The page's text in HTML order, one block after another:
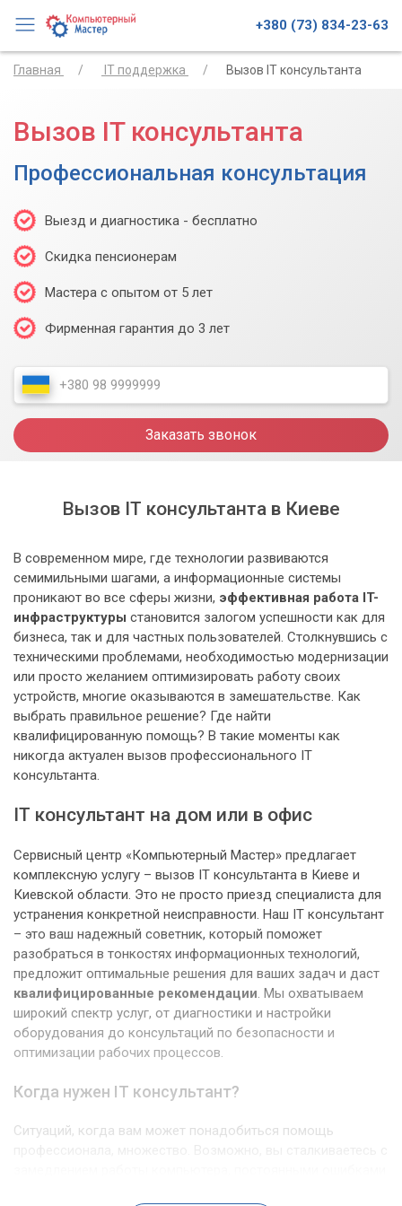
+380 (73) 834-23-63
Главная IT поддержка Вызов IT консультанта
Вызов IT консультанта
Профессиональная консультация
Выезд и диагностика - бесплатно
Скидка пенсионерам
Мастера с опытом от 5 лет
Фирменная гарантия до 3 лет
Заказать звонок
Вызов IT консультанта в Киеве
В современном мире, где технологии развиваются
семимильными шагами, а информационные системы
проникают во все сферы жизни, эффективная работа IT-
инфраструктуры становится залогом успешности как для
бизнеса, так и для частных пользователей. Столкнувшись с
техническими проблемами, необходимостью модернизации
или просто желанием оптимизировать работу своих
устройств, многие оказываются в замешательстве. Как
выбрать правильное решение? Где найти
квалифицированную помощь? В такие моменты как
никогда актуален вызов профессионального IT
консультанта.
IT консультант на дом или в офис
Сервисный центр «Компьютерный Мастер» предлагает
комплексную услугу – вызов IT консультанта в Киеве и
Киевской области. Это не просто приезд специалиста для
устранения конкретной неисправности. Наш IT консультант
– это ваш надежный советник, который поможет
разобраться в тонкостях информационных технологий,
предложит оптимальные решения для ваших задач и даст
квалифицированные рекомендации. Мы охватываем
широкий спектр услуг, от диагностики и настройки
оборудования до консультаций по безопасности и
оптимизации рабочих процессов.
Когда нужен IT консультант?
Ситуаций, когда вам может понадобиться помощь